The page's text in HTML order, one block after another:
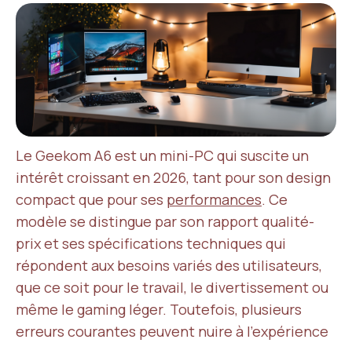
Le Geekom A6 est un mini-PC qui suscite un
intérêt croissant en 2026, tant pour son design
compact que pour ses performances. Ce
modèle se distingue par son rapport qualité-
prix et ses spécifications techniques qui
répondent aux besoins variés des utilisateurs,
que ce soit pour le travail, le divertissement ou
même le gaming léger. Toutefois, plusieurs
erreurs courantes peuvent nuire à l’expérience